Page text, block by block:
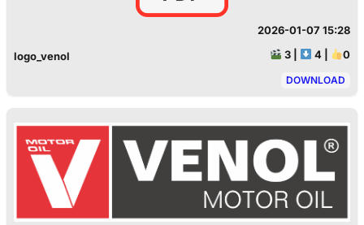
logo_venol
2026-01-07 15:28
3
4 0
DOWNLOAD